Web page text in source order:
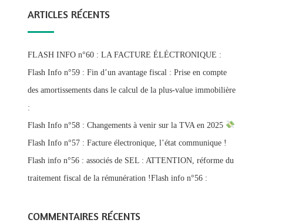
ARTICLES RÉCENTS
FLASH INFO n°60 : LA FACTURE ÉLÉCTRONIQUE :
Flash Info n°59 : Fin d’un avantage fiscal : Prise en compte
des amortissements dans le calcul de la plus-value immobilière
:
Flash Info n°58 : Changements à venir sur la TVA en 2025
Flash Info n°57 : Facture électronique, l’état communique !
Flash info n°56 : associés de SEL : ATTENTION, réforme du
traitement fiscal de la rémunération !Flash info n°56 :
COMMENTAIRES RÉCENTS